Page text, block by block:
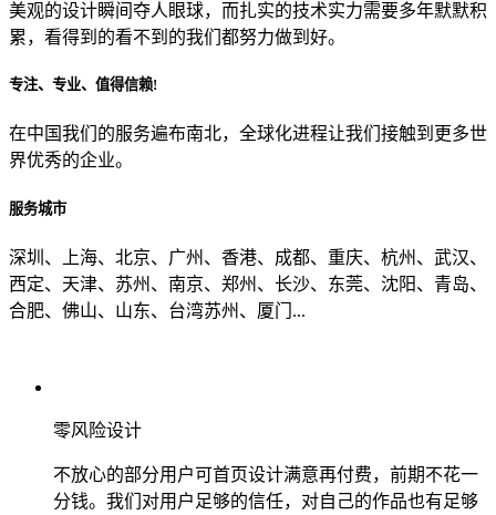
目前主要的营销渠道是？
美观的设计瞬间夺人眼球，而扎实的技术实力需要多年默默积
累，看得到的看不到的我们都努力做到好。
专注、专业、值得信赖!
在中国我们的服务遍布南北，全球化进程让我们接触到更多世
界优秀的企业。
服务城市
深圳、上海、北京、广州、香港、成都、重庆、杭州、武汉、
西定、天津、苏州、南京、郑州、长沙、东莞、沈阳、青岛、
合肥、佛山、山东、台湾苏州、厦门...
零风险设计
不放心的部分用户可首页设计满意再付费，前期不花一
分钱。我们对用户足够的信任，对自己的作品也有足够